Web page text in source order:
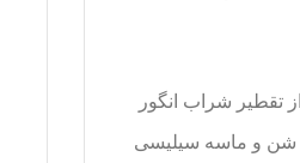
از تقطير شراب انگور
تفاله انگور 250510 : شن و ماسه سیلیسی